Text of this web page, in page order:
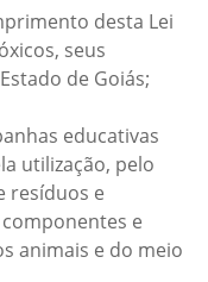
desta Lei
seus
de Goiás;
educativas
utilização, pelo
resíduos e
e
animais e do meio